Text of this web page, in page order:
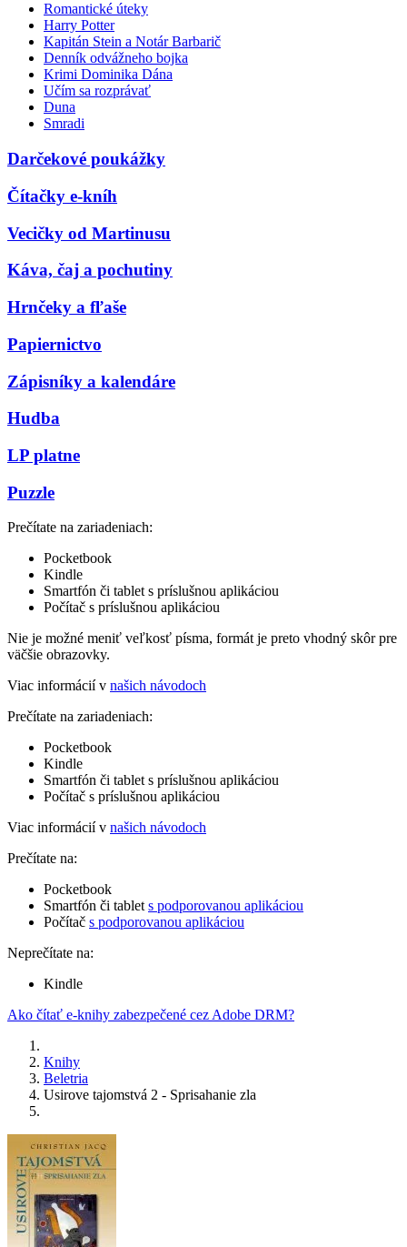
Romantické úteky
Harry Potter
Kapitán Stein a Notár Barbarič
Denník odvážneho bojka
Krimi Dominika Dána
Učím sa rozprávať
Duna
Smradi
Darčekové poukážky
Čítačky e-kníh
Vecičky od Martinusu
Káva, čaj a pochutiny
Hrnčeky a fľaše
Papiernictvo
Zápisníky a kalendáre
Hudba
LP platne
Puzzle
Prečítate na zariadeniach:
Pocketbook
Kindle
Smartfón či tablet s príslušnou aplikáciou
Počítač s príslušnou aplikáciou
Nie je možné meniť veľkosť písma, formát je preto vhodný skôr pre
väčšie obrazovky.
Viac informácií v našich návodoch
Prečítate na zariadeniach:
Pocketbook
Kindle
Smartfón či tablet s príslušnou aplikáciou
Počítač s príslušnou aplikáciou
Viac informácií v našich návodoch
Prečítate na:
Pocketbook
Smartfón či tablet s podporovanou aplikáciou
Počítač s podporovanou aplikáciou
Neprečítate na:
Kindle
Ako čítať e-knihy zabezpečené cez Adobe DRM?
Knihy
Beletria
Usirove tajomstvá 2 - Sprisahanie zla